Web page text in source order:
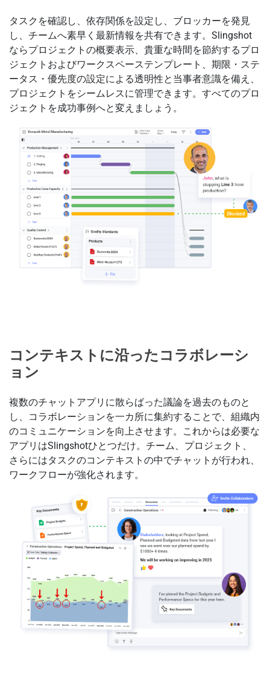
タスクを確認し、依存関係を設定し、ブロッカーを発見
し、チームへ素早く最新情報を共有できます。Slingshot
ならプロジェクトの概要表示、貴重な時間を節約するプロ
ジェクトおよびワークスペーステンプレート、期限・ステ
ータス・優先度の設定による透明性と当事者意識を備え、
プロジェクトをシームレスに管理できます。すべてのプロ
ジェクトを成功事例へと変えましょう。
コンテキストに沿ったコラボレーシ
ョン
複数のチャットアプリに散らばった議論を過去のものと
し、コラボレーションを一カ所に集約することで、組織内
のコミュニケーションを向上させます。これからは必要な
アプリはSlingshotひとつだけ。チーム、プロジェクト、
さらにはタスクのコンテキストの中でチャットが行われ、
ワークフローが強化されます。